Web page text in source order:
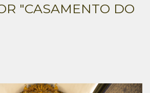
"CASAMENTO DO